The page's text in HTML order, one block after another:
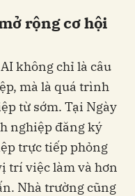
rộng cơ hội
không chỉ là câu
mà là quá trình
từ sớm. Tại Ngày
nghiệp đăng ký
trực tiếp phỏng
trí việc làm và hơn
Nhà trường cũng